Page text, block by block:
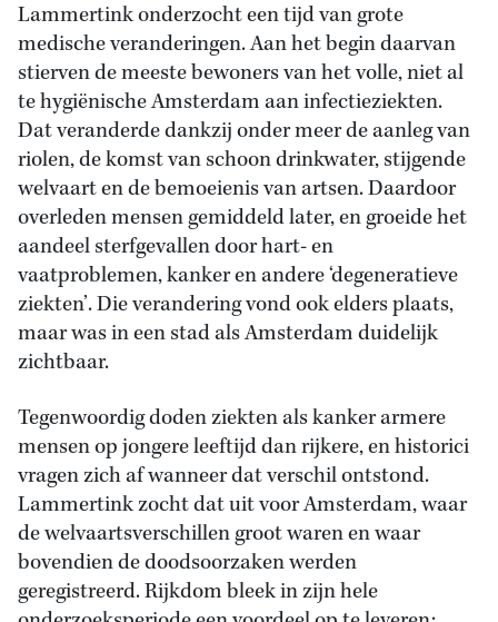
Lammertink onderzocht een tijd van grote
medische veranderingen. Aan het begin daarvan
stierven de meeste bewoners van het volle, niet al
te hygiënische Amsterdam aan infectieziekten.
Dat veranderde dankzij onder meer de aanleg van
riolen, de komst van schoon drinkwater, stijgende
welvaart en de bemoeienis van artsen. Daardoor
overleden mensen gemiddeld later, en groeide het
aandeel sterfgevallen door hart- en
vaatproblemen, kanker en andere ‘degeneratieve
ziekten’. Die verandering vond ook elders plaats,
maar was in een stad als Amsterdam duidelijk
zichtbaar.
Tegenwoordig doden ziekten als kanker armere
mensen op jongere leeftijd dan rijkere, en historici
vragen zich af wanneer dat verschil ontstond.
Lammertink zocht dat uit voor Amsterdam, waar
de welvaartsverschillen groot waren en waar
bovendien de doodsoorzaken werden
geregistreerd. Rijkdom bleek in zijn hele